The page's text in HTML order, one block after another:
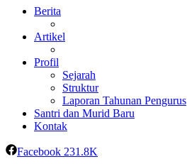
Berita
Artikel
Profil
Sejarah
Struktur
Laporan Tahunan Pengurus
Santri dan Murid Baru
Kontak
Facebook 231.8K